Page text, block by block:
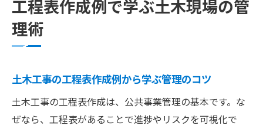
工程表作成例で学ぶ土木現場の管
理術
土木工事の工程表作成例から学ぶ管理のコツ
土木工事の工程表作成は、公共事業管理の基本です。な
ぜなら、工程表があることで進捗やリスクを可視化で